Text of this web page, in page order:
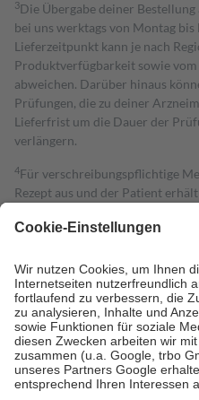
3Die Übergabe deiner
bei uns werktags von Montag
Lieferzeitpunkt kann je nach
Produktverfügbarkeit sowie
abweichen. Darüber hinaus
Prüfungen, die zu deiner
Lieferfrist um die Dauer der
verlängern.
4Für verschreibungspflichtige
Rezept aus und der Patient
Kosten dafür, der Versicherte
Grundsätzlich leisten Mitglieder
Prozent des Abgabepreises,
höchstens zehn Euro.Es sind
Kosten der Leistung zu
Diese Regeln gelten
Bei Heilmitteln und häuslicher
Zuzahlung zehn Prozent der